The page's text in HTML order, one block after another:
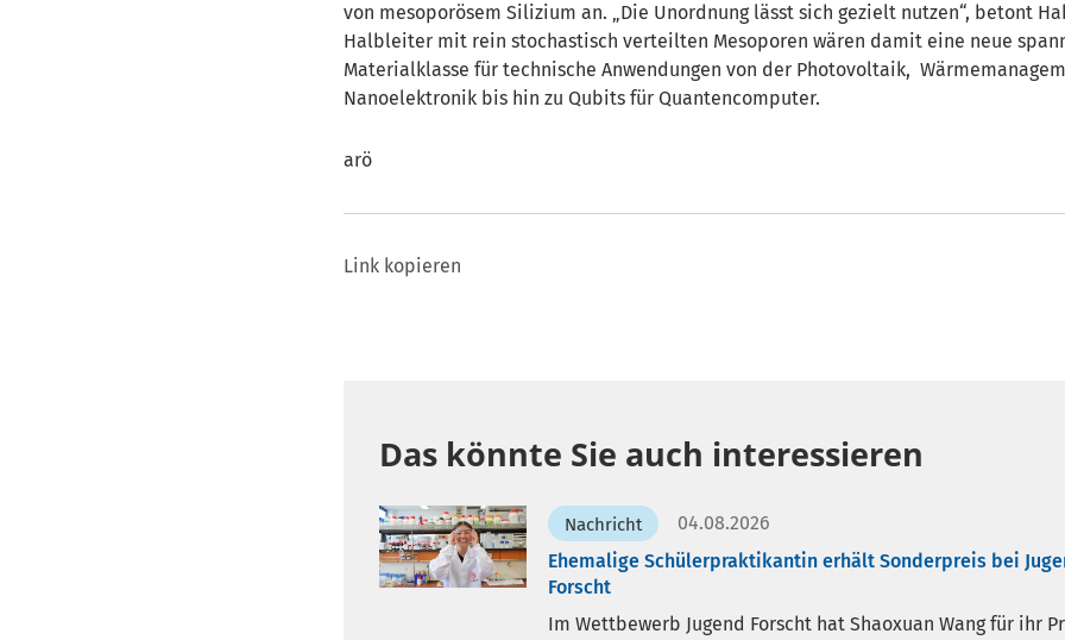
von mesoporösem Silizium an. „Die Unordnung lässt sich gezielt nutzen“, betont
Halbleiter mit rein stochastisch verteilten Mesoporen wären damit eine neue
Materialklasse für technische Anwendungen von der Photovoltaik,
Nanoelektronik bis hin zu Qubits für Quantencomputer.
arö
Link kopieren
Das könnte Sie auch interessieren
Nachricht
04.08.2026
Ehemalige Schülerpraktikantin erhält Sonderpreis bei
Forscht
Im Wettbewerb Jugend Forscht hat Shaoxuan Wang für ihr